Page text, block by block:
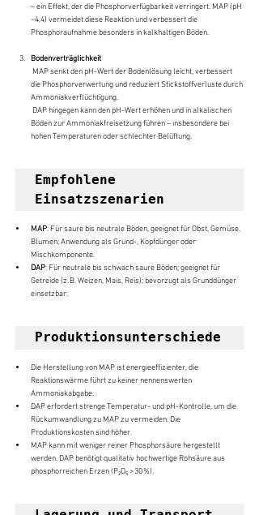
– ein Effekt, der die Phosphorverfügbarkeit verringert. MAP (pH
~4,4) vermeidet diese Reaktion und verbessert die
Phosphoraufnahme besonders in kalkhaltigen Böden.
Bodenverträglichkeit
die Phosphorverwertung und reduziert Stickstoffverluste durch
Ammoniakverflüchtigung.
Böden zur Ammoniakfreisetzung führen – insbesondere bei
hohen Temperaturen oder schlechter Belüftung.
Empfohlene
Einsatzszenarien
MAP: Für saure bis neutrale Böden, geeignet für Obst, Gemüse,
Blumen; Anwendung als Grund-, Kopfdünger oder
Mischkomponente.
DAP: Für neutrale bis schwach saure Böden; geeignet für
Getreide (z. B. Weizen, Mais, Reis); bevorzugt als Grunddünger
einsetzbar.
Produktionsunterschiede
Die Herstellung von MAP ist energieeffizienter, die
Reaktionswärme führt zu keiner nennenswerten
Ammoniakabgabe.
DAP erfordert strenge Temperatur- und pH-Kontrolle, um die
Rückumwandlung zu MAP zu vermeiden. Die
Produktionskosten sind höher.
MAP kann mit weniger reiner Phosphorsäure hergestellt
werden. DAP benötigt qualitativ hochwertige Rohsäure aus
phosphorreichen Erzen (P₂O₅ > 30 %).